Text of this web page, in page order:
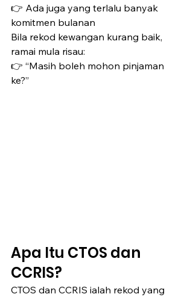
👉 Ada juga yang terlalu banyak
komitmen bulanan
Bila rekod kewangan kurang baik,
ramai mula risau:
👉 “Masih boleh mohon pinjaman
ke?”
Apa Itu CTOS dan
CCRIS?
CTOS dan CCRIS ialah rekod yang